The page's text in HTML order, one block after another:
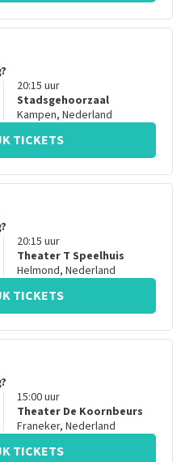
20:15 uur
Stadsgehoorzaal
Kampen, Nederland
TICKETS
20:15 uur
Theater T Speelhuis
Helmond, Nederland
TICKETS
15:00uur
Theater De Koornbeurs
Franeker, Nederland
TICKETS